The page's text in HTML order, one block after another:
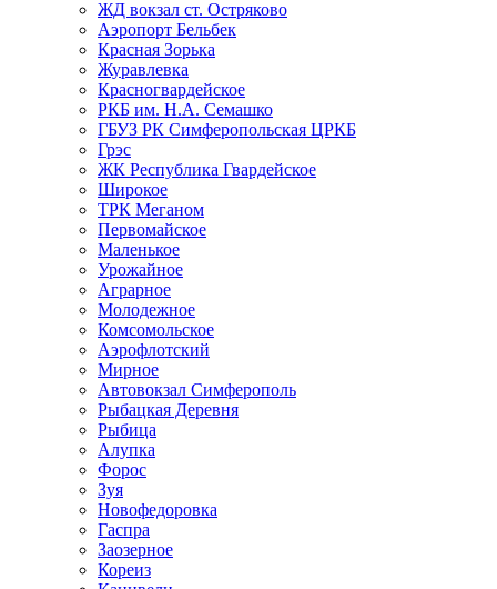
ЖД вокзал ст. Остряково
Аэропорт Бельбек
Красная Зорька
Журавлевка
Красногвардейское
РКБ им. Н.А. Семашко
ГБУЗ РК Симферопольская ЦРКБ
Грэс
ЖК Республика Гвардейское
Широкое
ТРК Меганом
Первомайское
Маленькое
Урожайное
Аграрное
Молодежное
Комсомольское
Аэрофлотский
Мирное
Автовокзал Симферополь
Рыбацкая Деревня
Рыбица
Алупка
Форос
Зуя
Новофедоровка
Гаспра
Заозерное
Кореиз